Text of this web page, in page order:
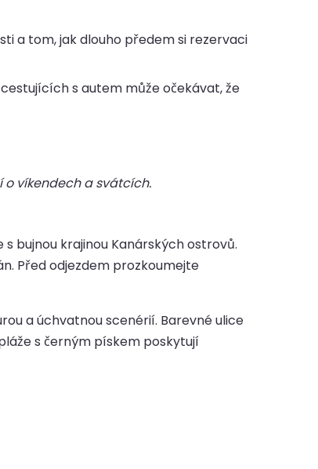
a tom, jak dlouho předem si rezervaci
s autem může očekávat, že
o víkendech a svátcích.
bujnou krajinou Kanárských ostrovů.
Před odjezdem prozkoumejte
a úchvatnou scenérií. Barevné ulice
s černým pískem poskytují